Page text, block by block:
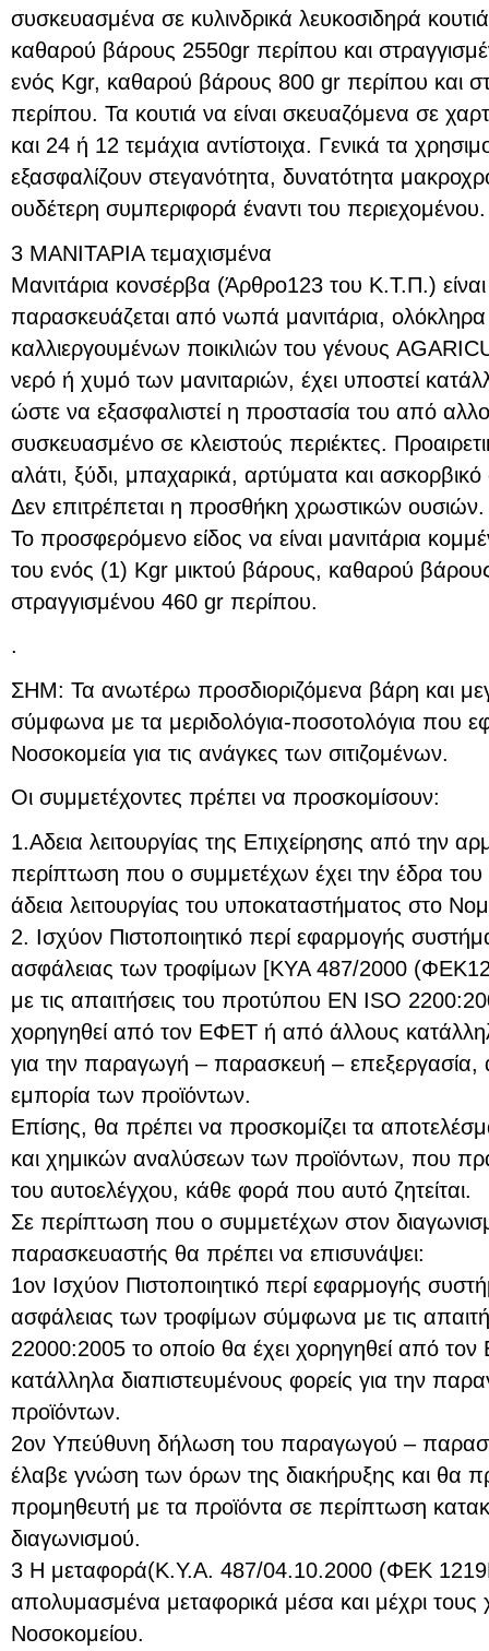
συσκευασμένα σε κυλινδρικά λευκοσιδηρά
καθαρού βάρους 2550gr περίπου και
ενός Kgr, καθαρού βάρους 800 gr περίπου και
περίπου. Τα κουτιά να είναι σκευαζόμενα σε
και 24 ή 12 τεμάχια αντίστοιχα. Γενικά τα
εξασφαλίζουν στεγανότητα, δυνατότητα
ουδέτερη συμπεριφορά έναντι του περιεχομένου.
3 ΜΑΝΙΤΑΡΙΑ τεμαχισμένα
Μανιτάρια κονσέρβα (Άρθρο123 του Κ.Τ.Π.)
παρασκευάζεται από νωπά μανιτάρια, ολόκληρα
καλλιεργουμένων ποικιλιών του γένους
νερό ή χυμό των μανιταριών, έχει υποστεί
ώστε να εξασφαλιστεί η προστασία του από
συσκευασμένο σε κλειστούς περιέκτες.
αλάτι, ξύδι, μπαχαρικά, αρτύματα και ασκορβικό
Δεν επιτρέπεται η προσθήκη χρωστικών ουσιών.
Το προσφερόμενο είδος να είναι μανιτάρια
του ενός (1) Kgr μικτού βάρους, καθαρού
στραγγισμένου 460 gr περίπου.
.
ΣΗΜ: Τα ανωτέρω προσδιοριζόμενα βάρη και
σύμφωνα με τα μεριδολόγια-ποσοτολόγια που
Νοσοκομεία για τις ανάγκες των σιτιζομένων.
Οι συμμετέχοντες πρέπει να προσκομίσουν:
1.Αδεια λειτουργίας της Επιχείρησης από την
περίπτωση που ο συμμετέχων έχει την έδρα του
άδεια λειτουργίας του υποκαταστήματος στο
2. Ισχύον Πιστοποιητικό περί εφαρμογής
ασφάλειας των τροφίμων [ΚΥΑ 487/2000
με τις απαιτήσεις του προτύπου ΕΝ ISO
χορηγηθεί από τον ΕΦΕΤ ή από άλλους
για την παραγωγή – παρασκευή – επεξεργασία,
εμπορία των προϊόντων.
Επίσης, θα πρέπει να προσκομίζει τα
και χημικών αναλύσεων των προϊόντων, που
του αυτοελέγχου, κάθε φορά που αυτό ζητείται.
Σε περίπτωση που ο συμμετέχων στον
παρασκευαστής θα πρέπει να επισυνάψει:
1ον Ισχύον Πιστοποιητικό περί εφαρμογής
ασφάλειας των τροφίμων σύμφωνα με τις
22000:2005 το οποίο θα έχει χορηγηθεί από
κατάλληλα διαπιστευμένους φορείς για την
προϊόντων.
2ον Υπεύθυνη δήλωση του παραγωγού –
έλαβε γνώση των όρων της διακήρυξης και θα
προμηθευτή με τα προϊόντα σε περίπτωση
διαγωνισμού.
3 Η μεταφορά(Κ.Υ.Α. 487/04.10.2000 (ΦΕΚ
απολυμασμένα μεταφορικά μέσα και μέχρι
Νοσοκομείου.